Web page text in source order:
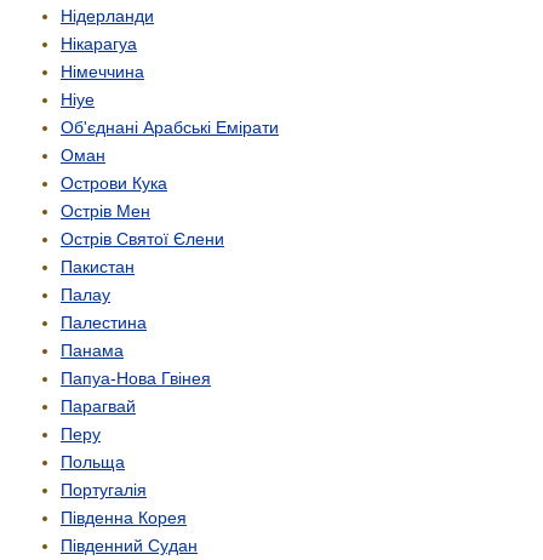
Нідерланди
Нікарагуа
Німеччина
Ніуе
Об'єднані Арабські Емірати
Оман
Острови Кука
Острів Мен
Острів Святої Єлени
Пакистан
Палау
Палестина
Панама
Папуа-Нова Гвінея
Парагвай
Перу
Польща
Португалія
Південна Корея
Південний Судан